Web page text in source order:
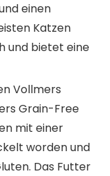
einen
Katzen
und bietet eine
Vollmers
Grain-Free
mit einer
worden und
Das Futter